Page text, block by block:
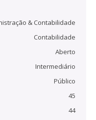
& Contabilidade
Contabilidade
Aberto
Intermediário
Público
45
44